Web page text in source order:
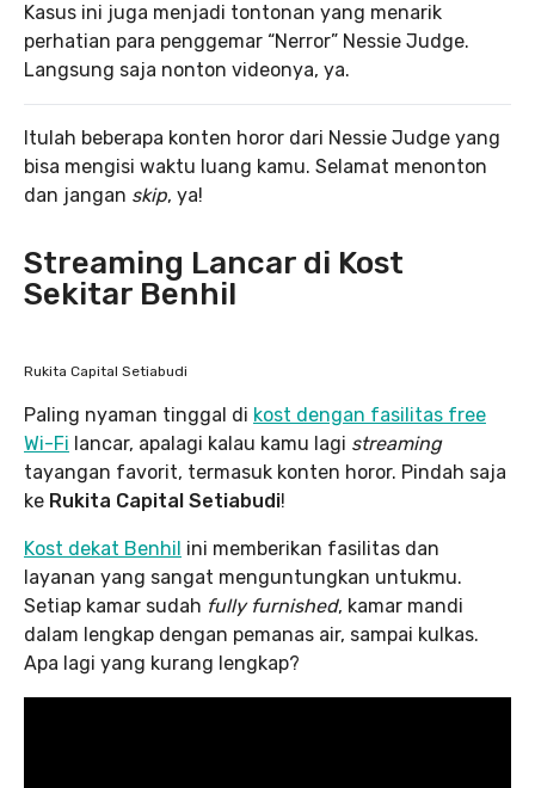
Kasus ini juga menjadi tontonan yang menarik
perhatian para penggemar “Nerror” Nessie Judge.
Langsung saja nonton videonya, ya.
Itulah beberapa konten horor dari Nessie Judge yang
bisa mengisi waktu luang kamu. Selamat menonton
dan jangan skip, ya!
Streaming Lancar di Kost
Sekitar Benhil
Rukita Capital Setiabudi
Paling nyaman tinggal di kost dengan fasilitas free
Wi-Fi lancar, apalagi kalau kamu lagi streaming
tayangan favorit, termasuk konten horor. Pindah saja
ke Rukita Capital Setiabudi!
Kost dekat Benhil ini memberikan fasilitas dan
layanan yang sangat menguntungkan untukmu.
Setiap kamar sudah fully furnished, kamar mandi
dalam lengkap dengan pemanas air, sampai kulkas.
Apa lagi yang kurang lengkap?